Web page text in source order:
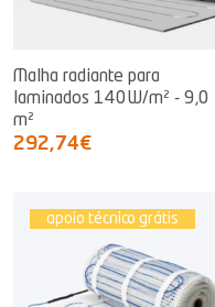
Malha radiante para
laminados 140W/m² - 9,0
m²
292,74€
apoio técnico grátis